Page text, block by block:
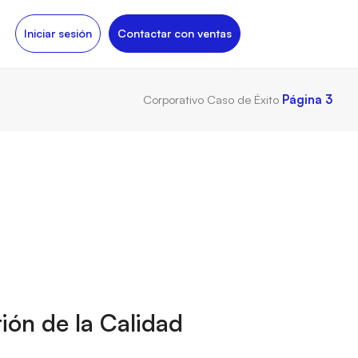
Iniciar sesión Contactar con ventas
Corporativo Caso de Éxito Página 3
de la Calidad